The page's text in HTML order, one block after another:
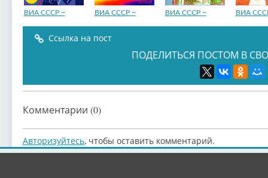
ВИА СССР ~ ВИА СССР ~ ВИА СССР ~ ВИА
Ссылка на пост
ПОДЕЛИТЬСЯ ПОСТОМ В
Комментарии (0)
Авторизуйтесь, чтобы оставить комментарий.